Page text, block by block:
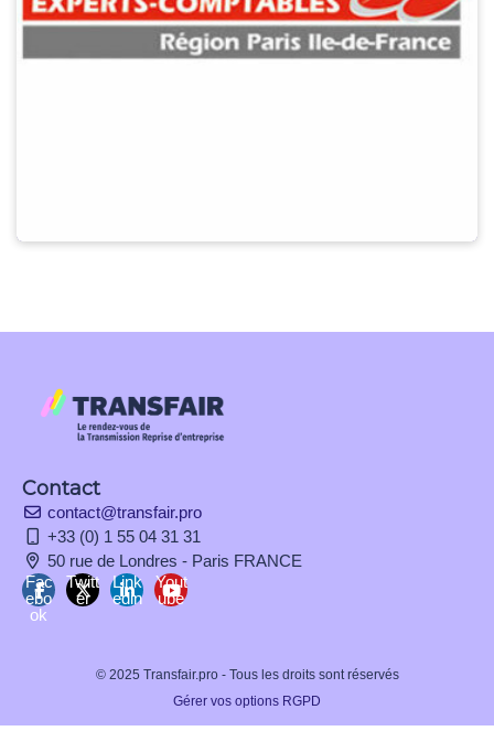
Contact
contact@transfair.pro
+33 (0) 1 55 04 31 31
50 rue de Londres - Paris FRANCE
Fac
ebo
ok
Twitt
er
Link
edin
Yout
ube
© 2025 Transfair.pro - Tous les droits sont réservés
Gérer vos options RGPD